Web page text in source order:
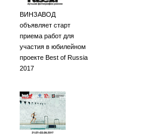
ВИНЗАВОД
объявляет старт
приема работ для
участия в юбилейном
проекте Best of Russia
2017